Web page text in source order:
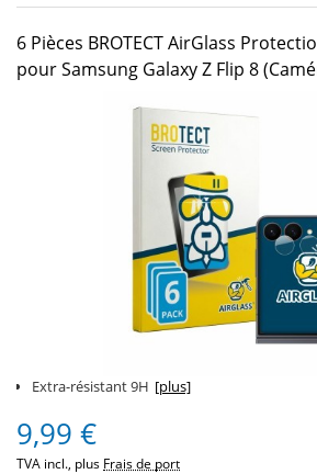
6 Pièces BROTECT AirGlass
pour Samsung Galaxy Z Flip 8
Extra-résistant 9H [plus]
9,99 €
TVA incl., plus Frais de port